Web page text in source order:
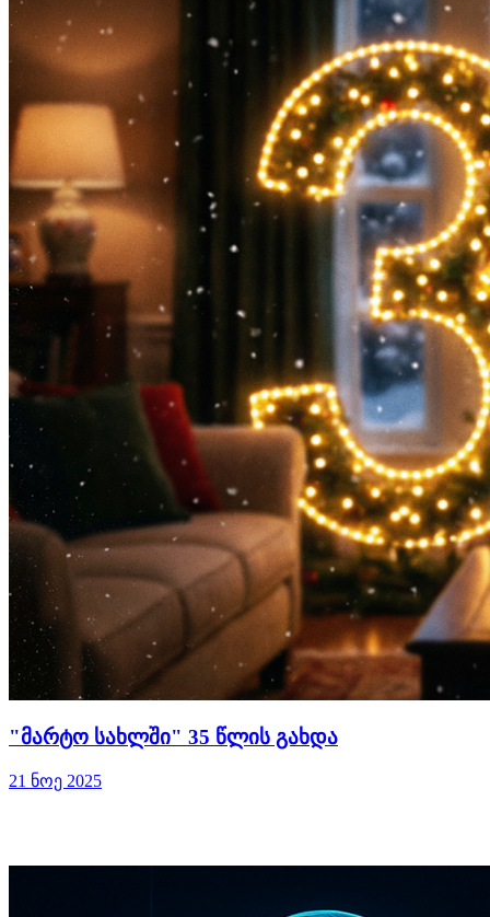
"მარტო სახლში" 35 წლის გახდა
21 ნოე 2025